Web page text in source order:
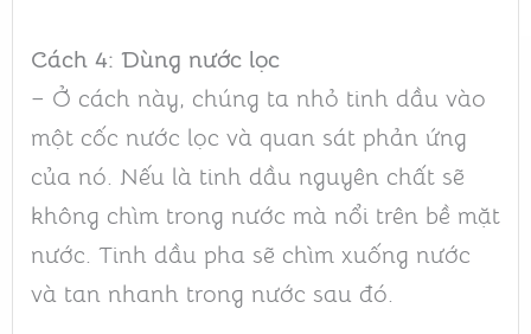
Cách 4: Dùng nước lọc
– Ở cách này, chúng ta nhỏ tinh dầu vào
một cốc nước lọc và quan sát phản ứng
của nó. Nếu là tinh dầu nguyên chất sẽ
không chìm trong nước mà nổi trên bề mặt
nước. Tinh dầu pha sẽ chìm xuống nước
và tan nhanh trong nước sau đó.